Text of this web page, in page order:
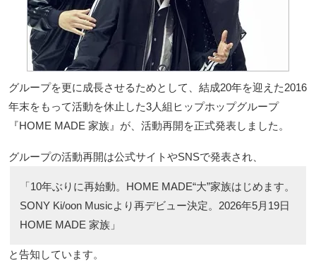
グループを更に成長させるためとして、結成20年を迎えた2016
年末をもって活動を休止した3人組ヒップホップグループ
『HOME MADE 家族』が、活動再開を正式発表しました。
グループの活動再開は公式サイトやSNSで発表され、
「10年ぶりに再始動。HOME MADE“大”家族はじめます。
SONY Ki/oon Musicより再デビュー決定。2026年5月19日
HOME MADE 家族」
と告知しています。